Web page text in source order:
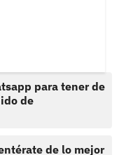
para tener de
de
de lo mejor